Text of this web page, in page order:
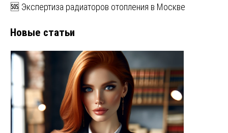
🆘 Экспертиза радиаторов отопления в Москве
Новые статьи